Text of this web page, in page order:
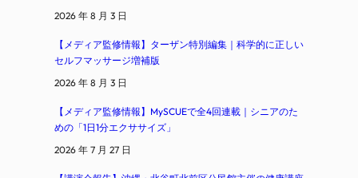
2026 年 8 月 3 日
【メディア監修情報】ターザン特別編集｜科学的に正しい
セルフマッサージ増補版
2026 年 8 月 3 日
【メディア監修情報】MySCUEで全4回連載｜シニアのた
めの「1日1分エクササイズ」
2026 年 7 月 27 日